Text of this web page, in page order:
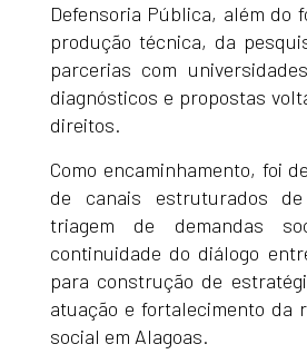
Defensoria Pública, além do
produção técnica, da
parcerias com
diagnósticos e propostas
direitos.
Como encaminhamento, foi
de canais estruturados
triagem de demandas
continuidade do diálogo
para construção de
atuação e fortalecimento da
social em Alagoas.